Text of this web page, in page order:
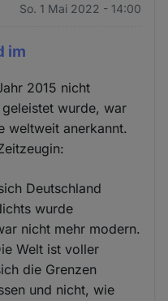
So. 1 Mai 2022 - 14:00
im
2015 nicht
wurde, war
weltweit anerkannt.
Deutschland
wurde
nicht mehr modern.
Welt ist voller
die Grenzen
und nicht, wie